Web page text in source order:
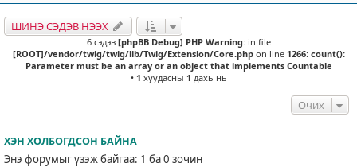
ШИНЭ СЭДЭВ НЭЭХ
6 сэдэв [phpBB Debug] PHP Warning: in file
[ROOT]/vendor/twig/twig/lib/Twig/Extension/Core.phpon line 1266: count():
Parameter must be an array or an object that implements Countable
• 1 хуудасны 1 дахь нь
Очих
ХЭН ХОЛБОГДСОН БАЙНА
Энэ форумыг үзэж байгаа: 1 ба 0 зочин